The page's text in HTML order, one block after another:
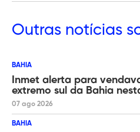
Outras notícias
BAHIA
Inmet alerta para
extremo sul da Bahia
07 ago 2026
BAHIA